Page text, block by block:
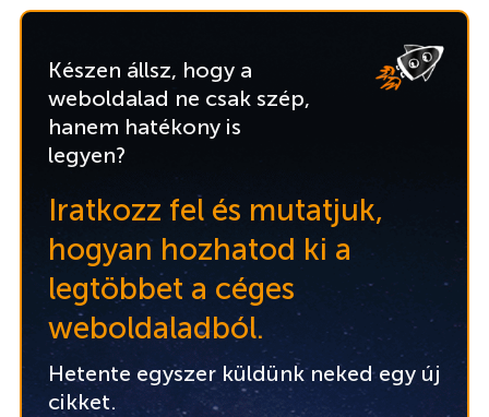
Készen állsz, hogy a
weboldalad ne csak szép,
hanem hatékony is
legyen?
Iratkozz fel és mutatjuk,
hogyan hozhatod ki a
legtöbbet a céges
weboldaladból.
Hetente egyszer küldünk neked egy új
cikket.